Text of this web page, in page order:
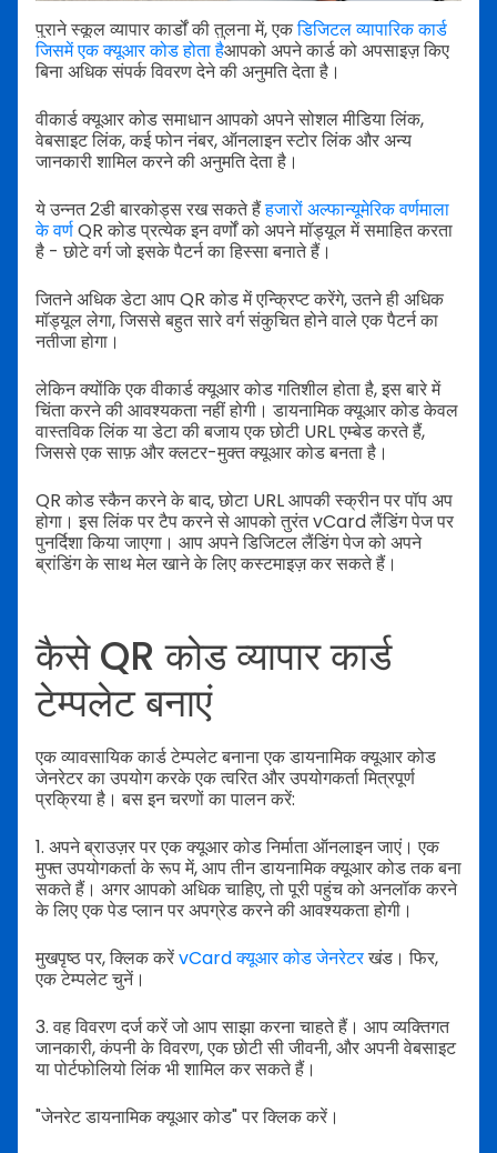
पुराने स्कूल व्यापार कार्डों की तुलना में, एकडिजिटल व्यापारिक कार्ड
जिसमें एक क्यूआर कोड होता हैआपको अपने कार्ड को अपसाइज़ किए
बिना अधिक संपर्क विवरण देने की अनुमति देता है।
वीकार्ड क्यूआर कोड समाधान आपको अपने सोशल मीडिया लिंक,
वेबसाइट लिंक, कई फोन नंबर, ऑनलाइन स्टोर लिंक और अन्य
जानकारी शामिल करने की अनुमति देता है।
ये उन्नत 2डी बारकोड्स रख सकते हैंहजारों अल्फान्यूमेरिक वर्णमाला
के वर्णQR कोड प्रत्येक इन वर्णों को अपने मॉड्यूल में समाहित करता
है - छोटे वर्ग जो इसके पैटर्न का हिस्सा बनाते हैं।
जितने अधिक डेटा आप QR कोड में एन्क्रिप्ट करेंगे, उतने ही अधिक
मॉड्यूल लेगा, जिससे बहुत सारे वर्ग संकुचित होने वाले एक पैटर्न का
नतीजा होगा।
लेकिन क्योंकि एक वीकार्ड क्यूआर कोड गतिशील होता है, इस बारे में
चिंता करने की आवश्यकता नहीं होगी।डायनामिक क्यूआर कोड केवल
वास्तविक लिंक या डेटा की बजाय एक छोटी URL एम्बेड करते हैं,
जिससे एक साफ़ और क्लटर-मुक्त क्यूआर कोड बनता है।
QR कोड स्कैन करने के बाद, छोटा URL आपकी स्क्रीन पर पॉप अप
होगा। इस लिंक पर टैप करने से आपको तुरंत vCard लैंडिंग पेज पर
पुनर्दिशा किया जाएगा। आप अपने डिजिटल लैंडिंग पेज को अपने
ब्रांडिंग के साथ मेल खाने के लिए कस्टमाइज़ कर सकते हैं।
कैसे QR कोड व्यापार कार्ड
टेम्पलेट बनाएं
एक व्यावसायिक कार्ड टेम्पलेट बनाना एक डायनामिक क्यूआर कोड
जेनरेटर का उपयोग करके एक त्वरित और उपयोगकर्ता मित्रपूर्ण
प्रक्रिया है। बस इन चरणों का पालन करें:
1. अपने ब्राउज़र पर एक क्यूआर कोड निर्माता ऑनलाइन जाएं। एक
मुफ्त उपयोगकर्ता के रूप में, आप तीन डायनामिक क्यूआर कोड तक बना
सकते हैं। अगर आपको अधिक चाहिए, तो पूरी पहुंच को अनलॉक करने
के लिए एक पेड प्लान पर अपग्रेड करने की आवश्यकता होगी।
मुखपृष्ठ पर, क्लिक करेंvCard क्यूआर कोड जेनरेटरखंड। फिर,
एक टेम्पलेट चुनें।
3. वह विवरण दर्ज करें जो आप साझा करना चाहते हैं। आप व्यक्तिगत
जानकारी, कंपनी के विवरण, एक छोटी सी जीवनी, और अपनी वेबसाइट
या पोर्टफोलियो लिंक भी शामिल कर सकते हैं।
"जेनरेट डायनामिक क्यूआर कोड" पर क्लिक करें।